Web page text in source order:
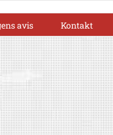
avis Kontakt